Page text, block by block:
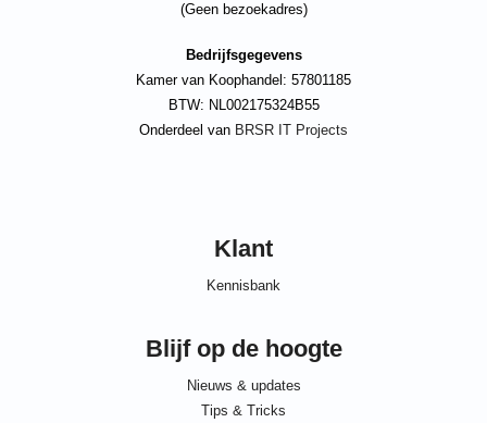
(Geen bezoekadres)
Bedrijfsgegevens
Kamer van Koophandel: 57801185
BTW: NL002175324B55
Onderdeel van BRSR IT Projects
Klant
Kennisbank
Blijf op de hoogte
Nieuws & updates
Tips & Tricks